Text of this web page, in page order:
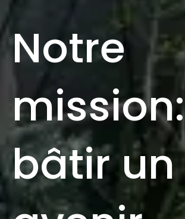
Notre
mission:
bâtir un